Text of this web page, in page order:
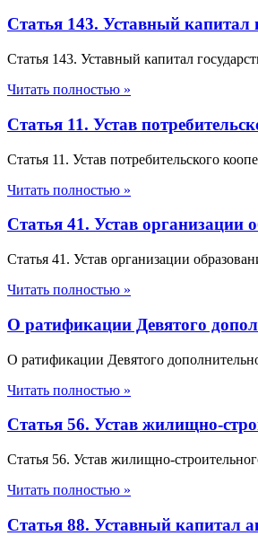
Статья 143. Уставный капитал
Статья 143. Уставный капитал
Читать полностью »
Статья 11. Устав
Статья 11. Устав потребительского
Читать полностью »
Статья 41. Устав организации
Статья 41. Устав организации
Читать полностью »
О ратификации Девятого
О ратификации Девятого
Читать полностью »
Статья 56. Устав жилищно-
Статья 56. Устав жилищно-
Читать полностью »
Статья 88. Уставный капитал